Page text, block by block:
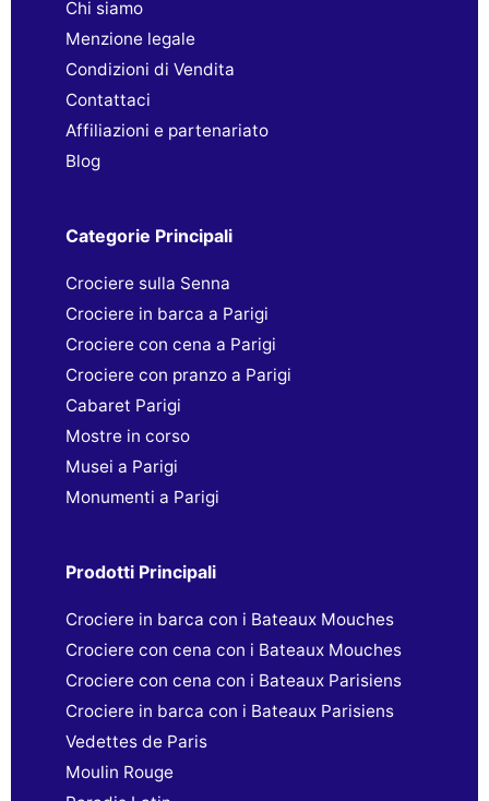
Chi siamo
Menzione legale
Condizioni di Vendita
Contattaci
Affiliazioni e partenariato
Blog
Categorie Principali
Crociere sulla Senna
Crociere in barca a Parigi
Crociere con cena a Parigi
Crociere con pranzo a Parigi
Cabaret Parigi
Mostre in corso
Musei a Parigi
Monumenti a Parigi
Prodotti Principali
Crociere in barca con i Bateaux Mouches
Crociere con cena con i Bateaux Mouches
Crociere con cena con i Bateaux Parisiens
Crociere in barca con i Bateaux Parisiens
Vedettes de Paris
Moulin Rouge